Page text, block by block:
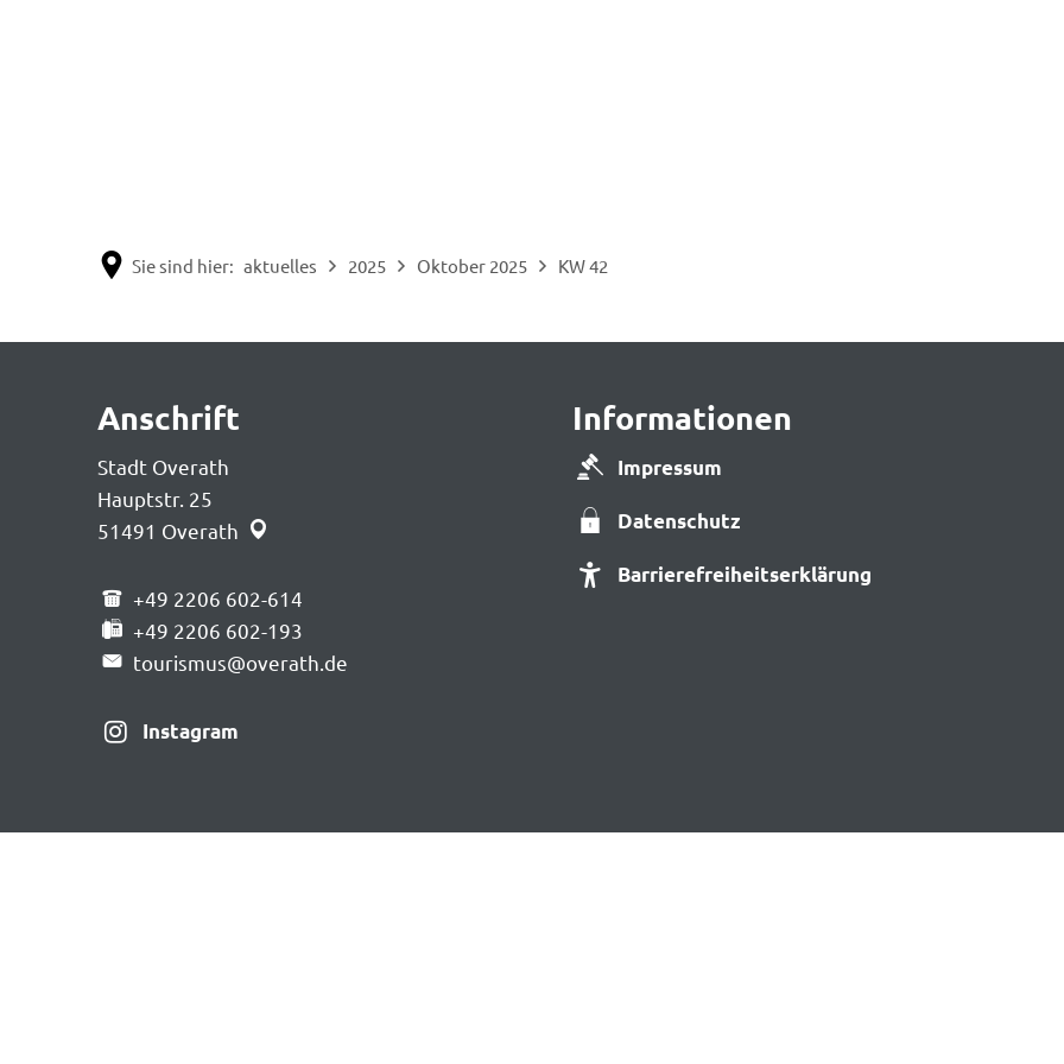
Sie sind hier: aktuelles 2025 Oktober 2025 KW 42
Anschrift
Stadt Overath
Hauptstr. 25
51491 Overath
+49 2206 602-614
+49 2206 602-193
tourismus@overath.de
Instagram
Informationen
Impressum
Datenschutz
Barrierefreiheitserklärung